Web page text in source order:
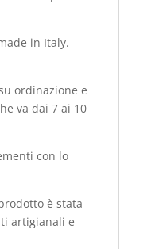
in Italy.
ordinazione e
va dai 7 ai 10
con lo
è stata
artigianali e